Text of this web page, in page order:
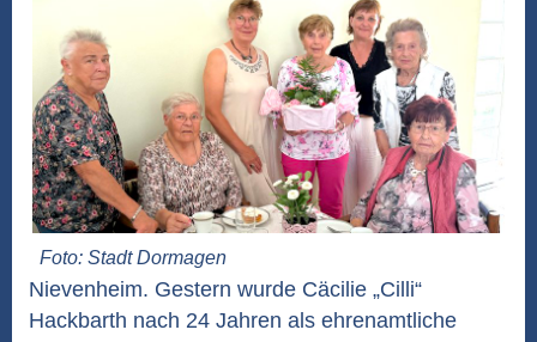
Foto: Stadt Dormagen
Nievenheim. Gestern wurde Cäcilie „Cilli“
Hackbarth nach 24 Jahren als ehrenamtliche